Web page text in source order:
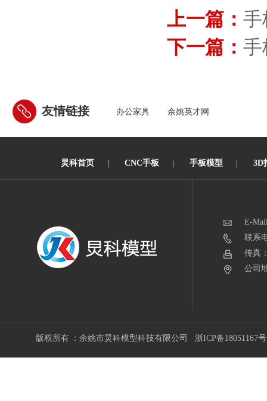
上一篇： 手
下一篇： 手
友情链接 办公家具 余姚英才网
炅科首页 CNC手板 手板模型 3D
E-
联系
传真
公司
版权所有 ：余姚市炅科模型科技有限公司 浙ICP备18051167